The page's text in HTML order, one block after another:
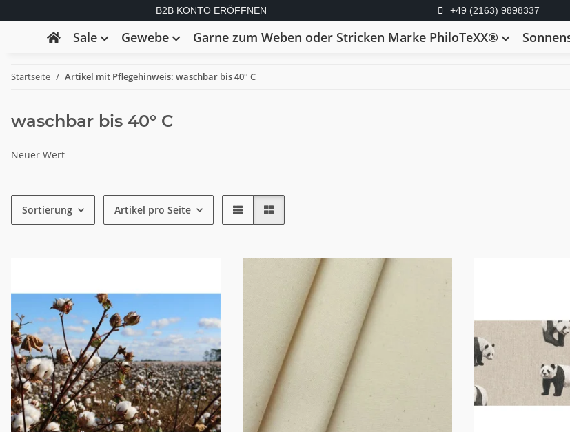
B2B KONTO ERÖFFNEN +49 (2163) 9898337
Sale Gewebe Garne zum Weben oder Stricken Marke PhiloTeXX®
Startseite Artikel mit Pflegehinweis: waschbar bis 40° C
waschbar bis 40° C
Neuer Wert
Sortierung Artikel pro Seite